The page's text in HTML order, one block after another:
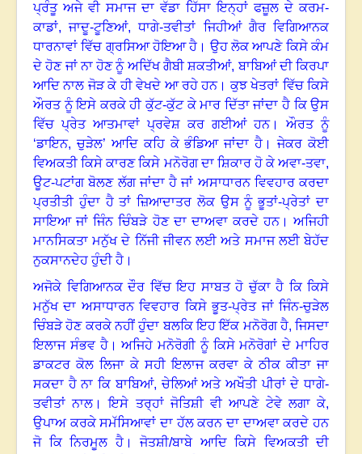
ਪ੍ਰੰਤੂ ਅਜੇ ਵੀ ਸਮਾਜ ਦਾ ਵੱਡਾ ਹਿੱਸਾ ਇਨ੍ਹਾਂ ਫਜ਼ੂਲ ਦੇ ਕਰਮ-
ਕਾਡਾਂ,ਜਾਦੂ-ਟੂਣਿਆਂ,ਧਾਗੇ-ਤਵੀਤਾਂ ਜਿਹੀਆਂ ਗੈਰ ਵਿਗਿਆਨਕ
ਧਾਰਨਾਵਾਂ ਵਿੱਚ ਗ੍ਰਸਿਆ ਹੋਇਆ ਹੈ । ਉਹ ਲੋਕ ਆਪਣੇ ਕਿਸੇ ਕੰਮ
ਦੇ ਹੋਣ ਜਾਂ ਨਾ ਹੋਣ ਨੂੰ ਅਦਿੱਖ ਗੈਬੀ ਸ਼ਕਤੀਆਂ,ਬਾਬਿਆਂ ਦੀ ਕਿਰਪਾ
ਆਦਿ ਨਾਲ ਜੋੜ ਕੇ ਹੀ ਵੇਖਦੇ ਆ ਰਹੇ ਹਨ।ਕੁਝ ਖੇਤਰਾਂ ਵਿੱਚ ਕਿਸੇ
ਔਰਤ ਨੂੰ ਇਸੇ ਕਰਕੇ ਹੀ ਕੁੱਟ-ਕੁੱਟ ਕੇ ਮਾਰ ਦਿੱਤਾ ਜਾਂਦਾ ਹੈ ਕਿ ਉਸ
ਵਿੱਚ ਪ੍ਰੇਤ ਆਤਮਾਵਾਂ ਪ੍ਰਵੇਸ਼ ਕਰ ਗਈਆਂ ਹਨ। ਔਰਤ ਨੂੰ
‘ਡਾਇਨ, ਚੁੜੇਲ’ ਆਦਿ ਕਹਿ ਕੇ ਭੰਡਿਆ ਜਾਂਦਾ ਹੈ ।ਜੇਕਰ ਕੋਈ
ਵਿਅਕਤੀ ਕਿਸੇ ਕਾਰਣ ਕਿਸੇ ਮਨੋਰੋਗ ਦਾ ਸ਼ਿਕਾਰ ਹੋ ਕੇ ਅਵਾ-ਤਵਾ,
ਊਟ-ਪਟਾਂਗ ਬੋਲਣ ਲੱਗ ਜਾਂਦਾ ਹੈ ਜਾਂ ਅਸਾਧਾਰਨ ਵਿਵਹਾਰ ਕਰਦਾ
ਪ੍ਰਤੀਤੀ ਹੁੰਦਾ ਹੈ ਤਾਂ ਜ਼ਿਆਦਾਤਰ ਲੋਕ ਉਸ ਨੂੰ ਭੂਤਾਂ-ਪ੍ਰੇਤਾਂ ਦਾ
ਸਾਇਆ ਜਾਂ ਜਿੰਨ ਚਿੰਬੜੇ ਹੋਣ ਦਾ ਦਾਅਵਾ ਕਰਦੇ ਹਨ।ਅਜਿਹੀ
ਮਾਨਸਿਕਤਾ ਮਨੁੱਖ ਦੇ ਨਿੱਜੀ ਜੀਵਨ ਲਈ ਅਤੇ ਸਮਾਜ ਲਈ ਬੇਹੱਦ
ਨੁਕਸਾਨਦੇਹ ਹੁੰਦੀ ਹੈ ।
ਅਜੋਕੇ ਵਿਗਿਆਨਕ ਦੌਰ ਵਿੱਚ ਇਹ ਸਾਬਤ ਹੋ ਚੁੱਕਾ ਹੈ ਕਿ ਕਿਸੇ
ਮਨੁੱਖ ਦਾ ਅਸਾਧਾਰਨ ਵਿਵਹਾਰ ਕਿਸੇ ਭੂਤ-ਪ੍ਰੇਤ ਜਾਂ ਜਿੰਨ-ਚੁੜੇਲ
ਚਿੰਬੜੇ ਹੋਣ ਕਰਕੇ ਨਹੀਂ ਹੁੰਦਾ ਬਲਕਿ ਇਹ ਇੱਕ ਮਨੋਰੋਗ ਹੈ, ਜਿਸਦਾ
ਇਲਾਜ ਸੰਭਵ ਹੈ।ਅਜਿਹੇ ਮਨੋਰੋਗੀ ਨੂੰ ਕਿਸੇ ਮਨੋਰੋਗਾਂ ਦੇ ਮਾਹਿਰ
ਡਾਕਟਰ ਕੋਲ ਲਿਜਾ ਕੇ ਸਹੀ ਇਲਾਜ ਕਰਵਾ ਕੇ ਠੀਕ ਕੀਤਾ ਜਾ
ਸਕਦਾ ਹੈ ਨਾ ਕਿ ਬਾਬਿਆਂ, ਚੇਲਿਆਂ ਅਤੇ ਅਖੌਤੀ ਪੀਰਾਂ ਦੇ ਧਾਗੇ-
ਤਵੀਤਾਂ ਨਾਲ ।ਇਸੇ ਤਰ੍ਹਾਂ ਜੋਤਿਸ਼ੀ ਵੀ ਆਪਣੇ ਟੇਵੇ ਲਗਾ ਕੇ,
ਉਪਾਅ ਕਰਕੇ ਸਮੱਸਿਆਵਾਂ ਦਾ ਹੱਲ ਕਰਨ ਦਾ ਦਾਅਵਾ ਕਰਦੇ ਹਨ
ਜੋ ਕਿ ਨਿਰਮੂਲ ਹੈ।ਜੋਤਸ਼ੀ/ਬਾਬੇ ਆਦਿ ਕਿਸੇ ਵਿਅਕਤੀ ਦੀ